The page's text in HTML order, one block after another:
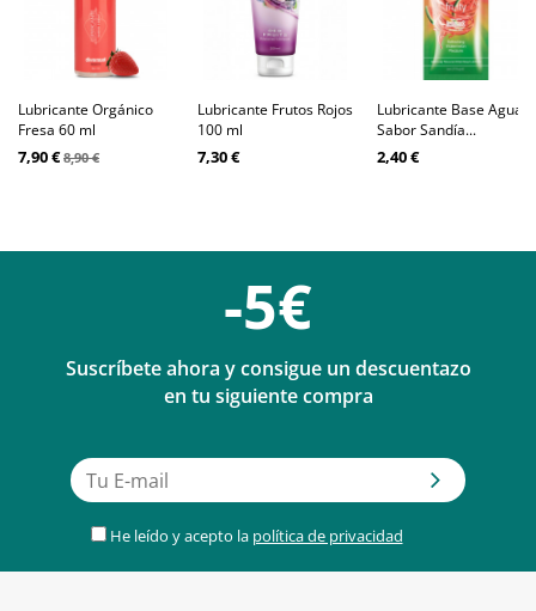
Lubricante Orgánico
Fresa 60 ml
7,90 €8,90 €
Lubricante Frutos Rojos
100 ml
7,30 €
Lubricante Base Agua
Sabor Sandía...
2,40 €
-5€
Suscríbete ahora y consigue un descuentazo
en tu siguiente compra
He leído y acepto la política de privacidad